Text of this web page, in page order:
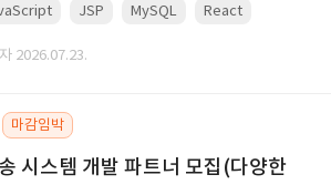
JSP MySQL React
2026.07.23.
마감임박
시스템 개발 파트너 모집(다양한